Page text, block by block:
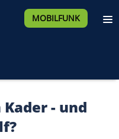
MOBILFUNK
- und